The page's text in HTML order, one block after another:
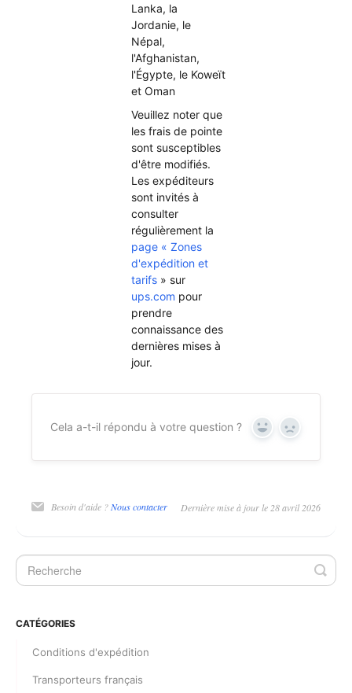
Lanka, la
Jordanie, le
Népal,
l'Afghanistan,
l'Égypte, le Koweït
et Oman
Veuillez noter que
les frais de pointe
sont susceptibles
d'être modifiés.
Les expéditeurs
sont invités à
consulter
régulièrement la
page « Zones
d'expédition et
tarifs » sur
ups.com pour
prendre
connaissance des
dernières mises à
jour.
Cela a-t-il répondu à votre question ? Oui Non
Besoin d'aide ?Nous contacter Dernière mise à jour le 28 avril 2026
CATÉGORIES
Conditions d'expédition
Transporteurs français